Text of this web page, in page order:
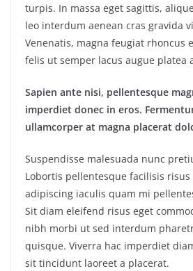
turpis. In massa eget sagittis,
leo interdum aenean cras gravida
Venenatis, magna feugiat rhoncus
felis ut semper lacus augue platea
Sapien ante nisi, pellentesque
imperdiet donec in eros.
ullamcorper at magna placerat
Suspendisse malesuada nunc
Lobortis pellentesque facilisis
adipiscing iaculis quam mi
Sit diam eleifend risus eget
nibh morbi ut sed interdum
quisque. Viverra hac imperdiet
sit tincidunt laoreet a placerat.